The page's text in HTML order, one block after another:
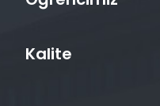
Kalite